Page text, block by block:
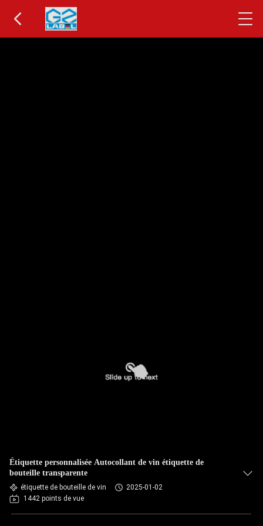
Étiquette personnalisée Autocollant de vin étiquette de
bouteille transparente
étiquette de bouteille de vin
2025-01-02
1442 points de vue